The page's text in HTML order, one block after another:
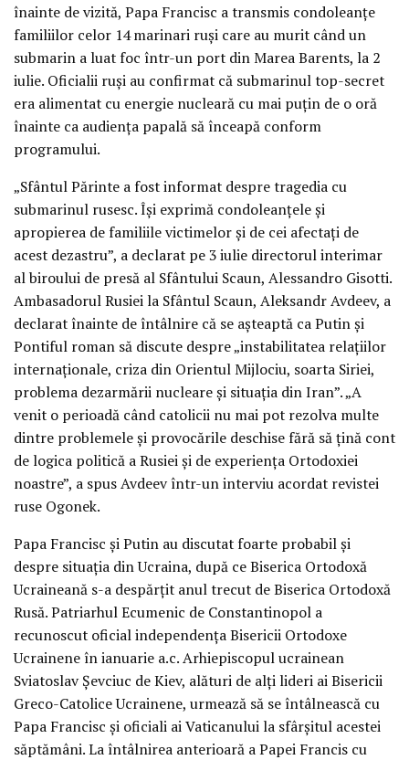
înainte de vizită, Papa Francisc a transmis condoleanțe
familiilor celor 14 marinari ruși care au murit când un
submarin a luat foc într-un port din Marea Barents, la 2
iulie. Oficialii ruși au confirmat că submarinul top-secret
era alimentat cu energie nucleară cu mai puțin de o oră
înainte ca audiența papală să înceapă conform
programului.
„Sfântul Părinte a fost informat despre tragedia cu
submarinul rusesc. Își exprimă condoleanțele și
apropierea de familiile victimelor și de cei afectați de
acest dezastru”, a declarat pe 3 iulie directorul interimar
al biroului de presă al Sfântului Scaun, Alessandro Gisotti.
Ambasadorul Rusiei la Sfântul Scaun, Aleksandr Avdeev, a
declarat înainte de întâlnire că se așteaptă ca Putin și
Pontiful roman să discute despre „instabilitatea relațiilor
internaționale, criza din Orientul Mijlociu, soarta Siriei,
problema dezarmării nucleare și situația din Iran”. „A
venit o perioadă când catolicii nu mai pot rezolva multe
dintre problemele și provocările deschise fără să țină cont
de logica politică a Rusiei și de experiența Ortodoxiei
noastre”, a spus Avdeev într-un interviu acordat revistei
ruse Ogonek.
Papa Francisc și Putin au discutat foarte probabil și
despre situația din Ucraina, după ce Biserica Ortodoxă
Ucraineană s-a despărțit anul trecut de Biserica Ortodoxă
Rusă. Patriarhul Ecumenic de Constantinopol a
recunoscut oficial independența Bisericii Ortodoxe
Ucrainene în ianuarie a.c. Arhiepiscopul ucrainean
Sviatoslav Șevciuc de Kiev, alături de alți lideri ai Bisericii
Greco-Catolice Ucrainene, urmează să se întâlnească cu
Papa Francisc și oficiali ai Vaticanului la sfârșitul acestei
săptămâni. La întâlnirea anterioară a Papei Francis cu